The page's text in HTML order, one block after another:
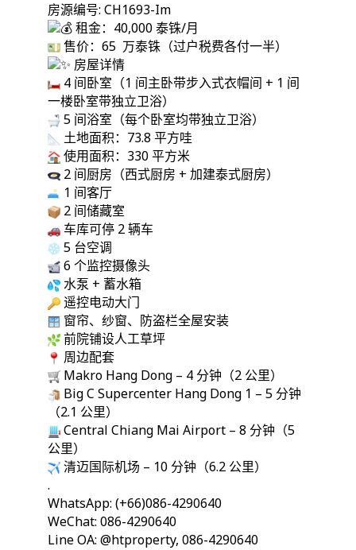
房源编号: CH1693-Im
租金：40,000 泰铢/月
售价：65 万泰铢（过户税费各付一半）
房屋详情
4 间卧室（1 间主卧带步入式衣帽间 + 1 间
一楼卧室带独立卫浴）
5 间浴室（每个卧室均带独立卫浴）
土地面积：73.8 平方哇
使用面积：330 平方米
2 间厨房（西式厨房 + 加建泰式厨房）
1 间客厅
2 间储藏室
车库可停 2 辆车
5 台空调
6 个监控摄像头
水泵 + 蓄水箱
遥控电动大门
窗帘、纱窗、防盗栏全屋安装
前院铺设人工草坪
周边配套
Makro Hang Dong – 4 分钟（2 公里）
Big C Supercenter Hang Dong 1 – 5 分钟
（2.1 公里）
Central Chiang Mai Airport – 8 分钟（5
公里）
清迈国际机场 – 10 分钟（6.2 公里）
.
WhatsApp: (+66)086-4290640
WeChat: 086-4290640
Line OA: @htproperty, 086-4290640